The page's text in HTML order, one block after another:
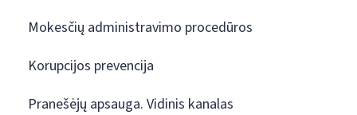
Mokesčių administravimo procedūros
Korupcijos prevencija
Pranešėjų apsauga. Vidinis kanalas